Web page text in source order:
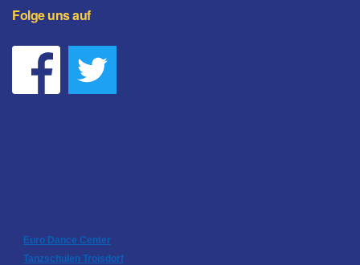
Folge uns auf
Euro Dance Center
Tanzschulen Troisdorf